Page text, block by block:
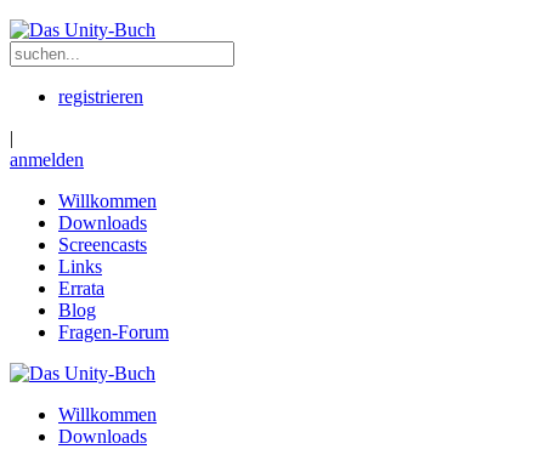
registrieren
|
anmelden
Willkommen
Downloads
Screencasts
Links
Errata
Blog
Fragen-Forum
Willkommen
Downloads